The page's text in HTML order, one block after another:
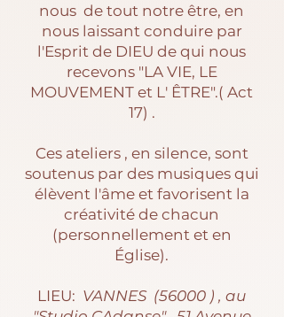
nous de tout notre être, en
nous laissant conduire par
l'Esprit de DIEU de qui nous
recevons "LA VIE, LE
MOUVEMENT et L' ÊTRE".( Act
17) .
Ces ateliers , en silence, sont
soutenus par des musiques qui
élèvent l'âme et favorisent la
créativité de chacun
(personnellement et en
Église).
LIEU: VANNES (56000 ) , au